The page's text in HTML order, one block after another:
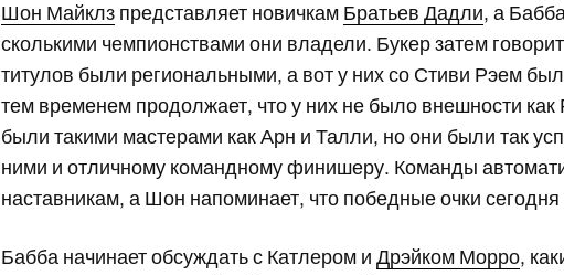
Шон Майклз представляет новичкам Братьев Дадли, а
сколькими чемпионствами они владели. Букер затем
титулов были региональными, а вот у них со Стиви Рэем
тем временем продолжает, что у них не было внешности
были такими мастерами как Арн и Талли, но они были так
ними и отличному командному финишеру. Команды
наставникам, а Шон напоминает, что победные очки
Бабба начинает обсуждать с Катлером иДрэйком Морро,